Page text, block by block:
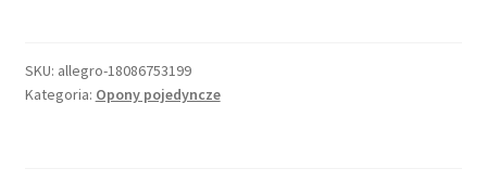
16
MANDRAKE
SKU: allegro-18086753199
Kategoria: Opony pojedyncze